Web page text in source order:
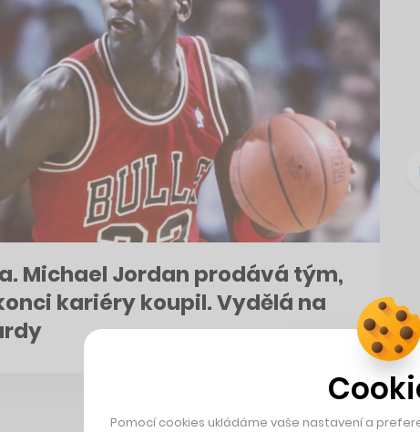
Michael Jordan prodává tým,
kariéry koupil. Vydělá na
Pomocí cookies ukládáme vaše nastavení a